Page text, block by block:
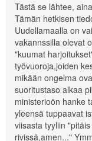
Tästä se lähtee,
Tämän hetkisen
Uudellamaalla on
vakannssilla olevat
"kuumat
työvuoroja,joiden
mikään ongelma
suoritustaso alkaa
ministerioön hanke
yleensä tuppaavat
viisasta tyyliin
rivissä,amen..."